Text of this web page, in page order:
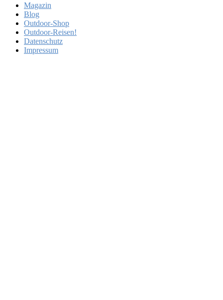
Magazin
Blog
Outdoor-Shop
Outdoor-Reisen!
Datenschutz
Impressum